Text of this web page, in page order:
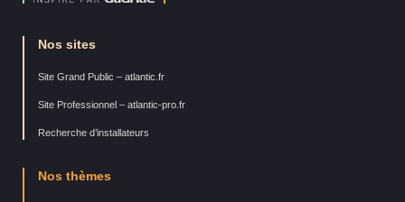
Nos sites
Site Grand Public – atlantic.fr
Site Professionnel – atlantic-pro.fr
Recherche d’installateurs
Nos thèmes